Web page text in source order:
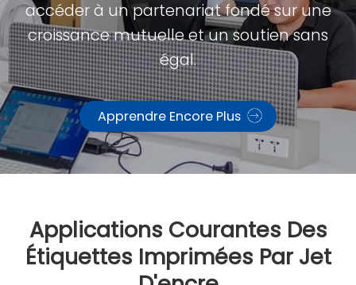
accéder à un partenariat fondé sur une
croissance mutuelle et un soutien sans
égal.
Apprendre Encore Plus
Applications Courantes Des
Étiquettes Imprimées Par Jet